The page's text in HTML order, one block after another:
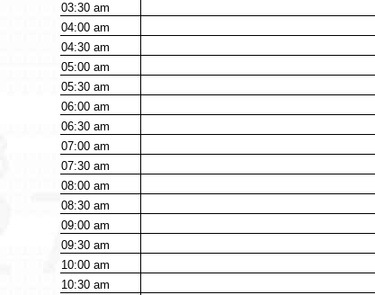
03:30am
04:00am
04:30am
05:00am
05:30am
06:00am
06:30am
07:00am
07:30am
08:00am
08:30am
09:00am
09:30am
10:00am
10:30am